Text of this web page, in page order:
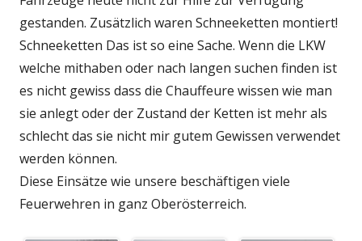
gestanden. Zusätzlich waren Schneeketten montiert!
Schneeketten Das ist so eine Sache. Wenn die LKW
welche mithaben oder nach langen suchen finden ist
es nicht gewiss dass die Chauffeure wissen wie man
sie anlegt oder der Zustand der Ketten ist mehr als
schlecht das sie nicht mir gutem Gewissen verwendet
werden können.
Diese Einsätze wie unsere beschäftigen viele
Feuerwehren in ganz Oberösterreich.